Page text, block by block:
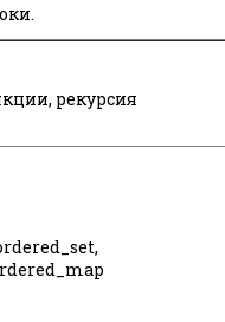
рекурсия